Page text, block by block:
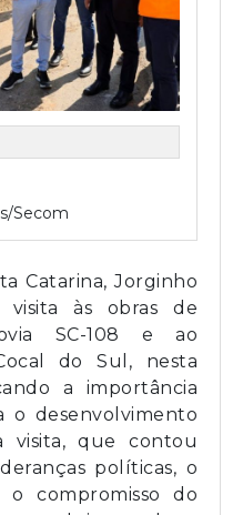
Secom
Catarina, Jorginho
visita às obras de
SC-108 e ao
do Sul, nesta
a importância
o desenvolvimento
visita, que contou
políticas, o
compromisso do